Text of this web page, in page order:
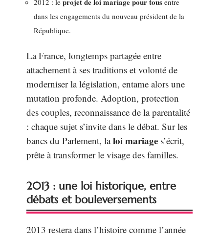
dans les engagements du nouveau président de la
République.
La France, longtemps partagée entre
attachement à ses traditions et volonté de
moderniser la législation, entame alors une
mutation profonde. Adoption, protection
des couples, reconnaissance de la parentalité
: chaque sujet s’invite dans le débat. Sur les
bancs du Parlement, laloi mariage s’écrit,
prête à transformer le visage des familles.
2013 : une loi historique, entre
débats et bouleversements
2013 restera dans l’histoire comme l’année